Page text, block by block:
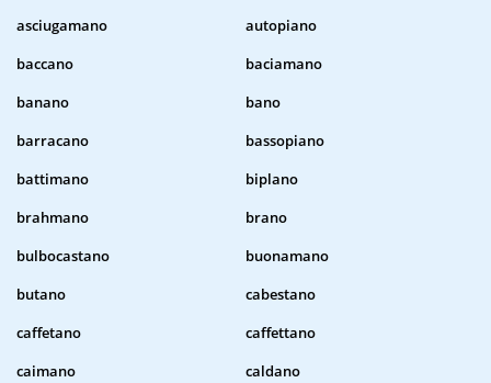
asciugamano
autopiano
baccano
baciamano
banano
bano
barracano
bassopiano
battimano
biplano
brahmano
brano
bulbocastano
buonamano
butano
cabestano
caffetano
caffettano
caimano
caldano